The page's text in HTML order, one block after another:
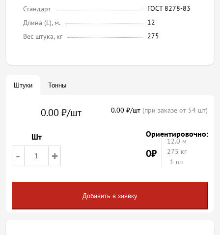
Стандарт
ГОСТ 8278-83
Длина (L), м.
12
Вес штука, кг
275
Штуки Тонны
0.00 ₽/шт 0.00 ₽/шт (при заказе от 54 шт)
Шт
- +
Ориентировочно:
0₽
12.0 м
275 кг
1 шт
Добавить в заявку